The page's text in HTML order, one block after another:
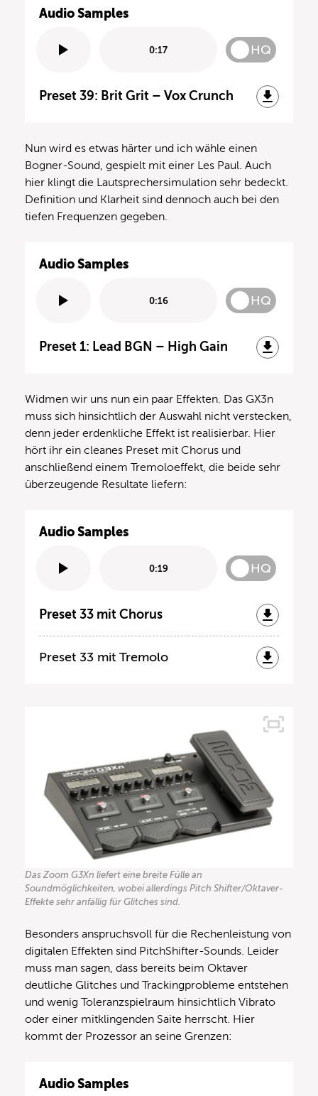
Audio Samples
0:17 HQ
Preset 39: Brit Grit – Vox Crunch
Nun wird es etwas härter und ich wähle einen
Bogner-Sound, gespielt mit einer Les Paul. Auch
hier klingt die Lautsprechersimulation sehr bedeckt.
Definition und Klarheit sind dennoch auch bei den
tiefen Frequenzen gegeben.
Audio Samples
0:16 HQ
Preset 1: Lead BGN – High Gain
Widmen wir uns nun ein paar Effekten. Das GX3n
muss sich hinsichtlich der Auswahl nicht verstecken,
denn jeder erdenkliche Effekt ist realisierbar. Hier
hört ihr ein cleanes Preset mit Chorus und
anschließend einem Tremoloeffekt, die beide sehr
überzeugende Resultate liefern:
Audio Samples
0:19 HQ
Preset 33 mit Chorus
Preset 33 mit Tremolo
Das Zoom G3Xn liefert eine breite Fülle an
Soundmöglichkeiten, wobei allerdings Pitch Shifter/Oktaver-
Effekte sehr anfällig für Glitches sind.
Besonders anspruchsvoll für die Rechenleistung von
digitalen Effekten sind PitchShifter-Sounds. Leider
muss man sagen, dass bereits beim Oktaver
deutliche Glitches und Trackingprobleme entstehen
und wenig Toleranzspielraum hinsichtlich Vibrato
oder einer mitklingenden Saite herrscht. Hier
kommt der Prozessor an seine Grenzen:
Audio Samples